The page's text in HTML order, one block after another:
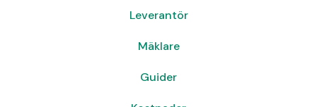
Leverantör
Mäklare
Guider